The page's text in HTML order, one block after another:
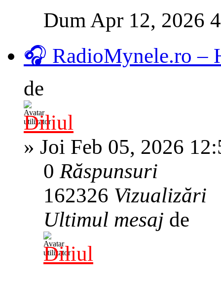
Dum Apr 12, 2026
🎧 RadioMynele.ro –
de
Diliul
» Joi Feb 05, 2026
0Răspunsuri
162326 Vizualizări
Ultimul mesaj de
Diliul